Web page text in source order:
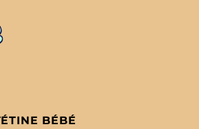
BÉBÉ